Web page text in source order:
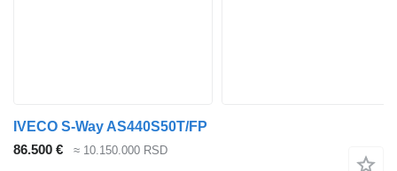
IVECO S-Way AS440S50T/FP
86.500 €
≈ 10.150.000 RSD